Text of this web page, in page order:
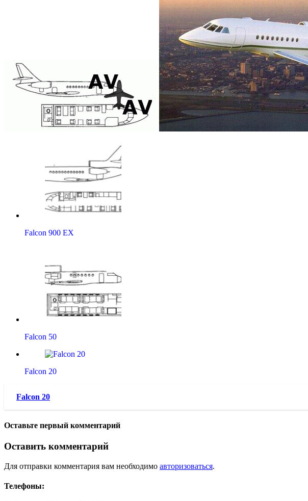
Falcon 900 EX
Falcon 50
Falcon 20
Falcon 20
Оставьте первый комментарий
Оставить комментарий
Для отправки комментария вам необходимо авторизоваться.
Телефоны: